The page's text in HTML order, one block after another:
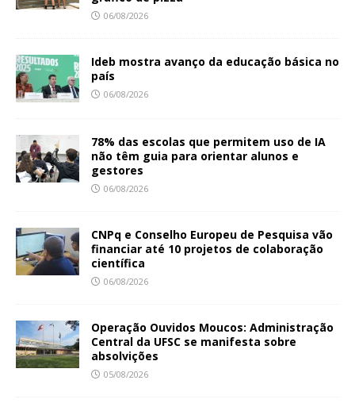
06/08/2026
Ideb mostra avanço da educação básica no
país
06/08/2026
78% das escolas que permitem uso de IA
não têm guia para orientar alunos e
gestores
06/08/2026
CNPq e Conselho Europeu de Pesquisa vão
financiar até 10 projetos de colaboração
científica
06/08/2026
Operação Ouvidos Moucos: Administração
Central da UFSC se manifesta sobre
absolvições
05/08/2026